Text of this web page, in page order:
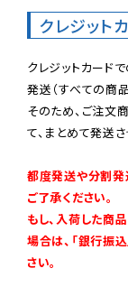
クレジット
クレジットカード
発送（すべての商
そのため、ご注
て、まとめて発送
都度発送や分割発
ご了承ください。
もし、入荷した商
場合は、「銀行振
さい。